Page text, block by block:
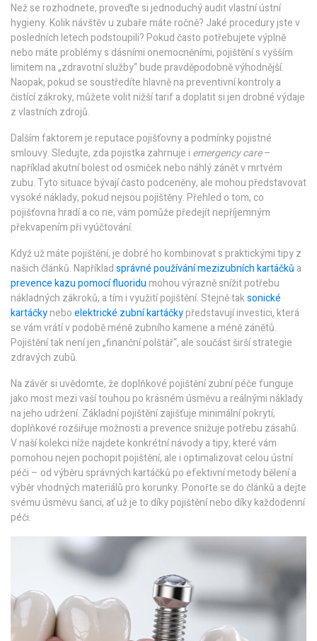
Než se rozhodnete, proveďte si jednoduchý audit vlastní ústní
hygieny. Kolik návštěv u zubaře máte ročně? Jaké procedury jste v
posledních letech podstoupili? Pokud často potřebujete výplně
nebo máte problémy s dásními onemocněními, pojištění s vyšším
limitem na „zdravotní služby“ bude pravděpodobně výhodnější.
Naopak, pokud se soustředíte hlavně na preventivní kontroly a
čistící zákroky, můžete volit nižší tarif a doplatit si jen drobné výdaje
z vlastních zdrojů.
Dalším faktorem je reputace pojišťovny a podmínky pojistné
smlouvy. Sledujte, zda pojistka zahrnuje i emergency care–
například akutní bolest od osmiček nebo náhlý zánět v mrtvém
zubu. Tyto situace bývají často podceněny, ale mohou představovat
vysoké náklady, pokud nejsou pojištěny. Přehled o tom, co
pojišťovna hradí a co ne, vám pomůže předejít nepříjemným
překvapením při vyúčtování.
Když už máte pojištění, je dobré ho kombinovat s praktickými tipy z
našich článků. Napříkladsprávné používání mezizubních kartáčků a
prevence kazu pomocí fluoridumohou výrazně snížit potřebu
nákladných zákroků, a tím i využití pojištění. Stejně taksonické
kartáčkyneboelektrické zubní kartáčkypředstavují investici, která
se vám vrátí v podobě méně zubního kamene a méně zánětů.
Pojištění tak není jen „finanční polštář“, ale součást širší strategie
zdravých zubů.
Na závěr si uvědomte, že doplňkové pojištění zubní péče funguje
jako most mezi vaší touhou po krásném úsměvu a reálnými náklady
na jeho udržení. Základní pojištění zajišťuje minimální pokrytí,
doplňkové rozšiřuje možnosti a prevence snižuje potřebu zásahů.
V naší kolekci níže najdete konkrétní návody a tipy, které vám
pomohou nejen pochopit pojištění, ale i optimalizovat celou ústní
péči – od výběru správných kartáčků po efektivní metody bělení a
výběr vhodných materiálů pro korunky. Ponořte se do článků a dejte
svému úsměvu šanci, ať už je to díky pojištění nebo díky každodenní
péči.